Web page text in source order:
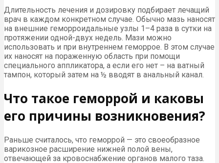
Длительность лечения и дозировку подбирает лечащий
врач в каждом конкретном случае. Обычно мазь наносят
на внешние геморроидальные узлы 1–4 раза в сутки на
протяжении одной-двух недель. Мази можно
использовать и при внутреннем геморрое. В этом случае
их наносят на пораженную область при помощи
специального аппликатора, а если его нет – на ватный
тампон, который затем на ½ вводят в анальный канал.
Что такое геморрой и каковы
его причины возникновения?
Раньше считалось, что геморрой — это своеобразное
варикозное расширение нижней полой вены,
отвечающей за кровоснабжение органов малого таза.